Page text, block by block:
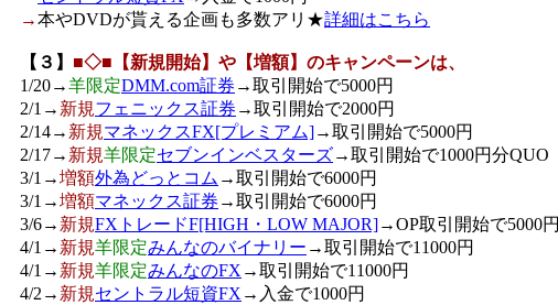
→本やDVDが貰える企画も多数アリ★詳細はこちら
【３】 ■◇■【新規開始】や【増額】のキャンペーンは、
1/20→羊限定DMM.com証券 →取引開始で5000円
2/1→ 新規フェニックス証券 →取引開始で2000円
2/14→ 新規マネックスFX[プレミアム]→取引開始で5000円
2/17→ 新規羊限定セブンインベスターズ→取引開始で1000円分QUO
3/1→増額外為どっとコム →取引開始で6000円
3/1→増額マネックス証券 →取引開始で6000円
3/6→ 新規FXトレードF[HIGH・LOW MAJOR]→OP取引開始で5000円
4/1→ 新規羊限定みんなのバイナリー →取引開始で11000円
4/1→ 新規羊限定みんなのFX →取引開始で11000円
4/2→ 新規セントラル短資FX →入金で1000円